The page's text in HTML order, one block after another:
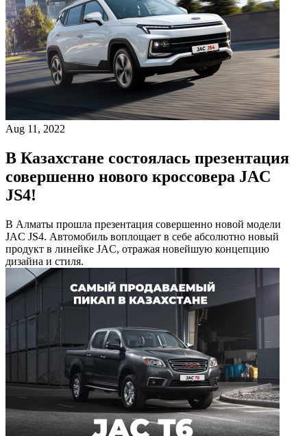
Aug 11, 2022
В Казахстане состоялась презентация
совершенно нового кроссовера JAC
JS4!
В Алматы прошла презентация совершенно новой модели
JAC JS4. Автомобиль воплощает в себе абсолютно новый
продукт в линейке JAC, отражая новейшую концепцию
дизайна и стиля.